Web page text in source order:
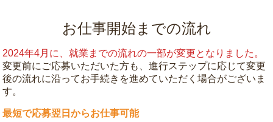
お仕事開始までの流れ
2024年4月に、就業までの流れの一部が変更となりました。
変更前にご応募いただいた方も、進行ステップに応じて変更
後の流れに沿ってお手続きを進めていただく場合がございま
す。
最短で応募翌日からお仕事可能